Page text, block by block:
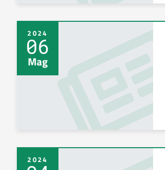
2024
06
Mag
2024